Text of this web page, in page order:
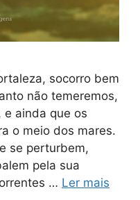
socorro bem
não temeremos,
e ainda que os
o meio dos mares.
se perturbem,
pela sua
… Ler mais